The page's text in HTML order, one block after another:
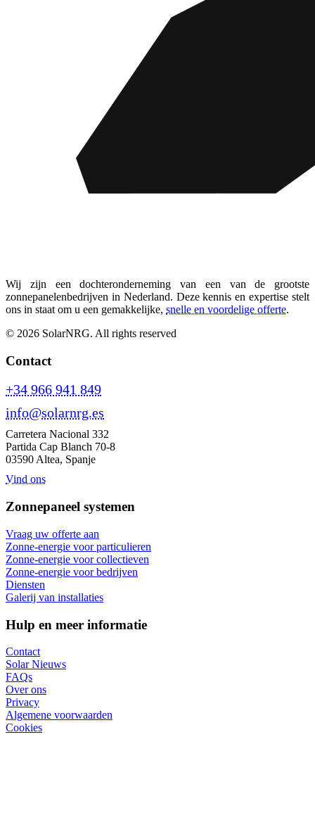
Wij zijn een dochteronderneming van een van de grootste
zonnepanelenbedrijven in Nederland. Deze kennis en expertise stelt
ons in staat om u een gemakkelijke, snelle en voordelige offerte.
© 2026 SolarNRG. All rights reserved
Contact
+34 966 941 849
info@solarnrg.es
Carretera Nacional 332
Partida Cap Blanch 70-8
03590 Altea, Spanje
Vind ons
Zonnepaneel systemen
Vraag uw offerte aan
Zonne-energie voor particulieren
Zonne-energie voor collectieven
Zonne-energie voor bedrijven
Diensten
Galerij van installaties
Hulp en meer informatie
Contact
Solar Nieuws
FAQs
Over ons
Privacy
Algemene voorwaarden
Cookies